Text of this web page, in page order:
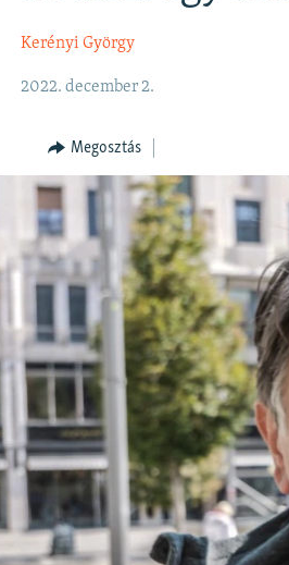
Kerényi György
2022. december 2.
Megosztás